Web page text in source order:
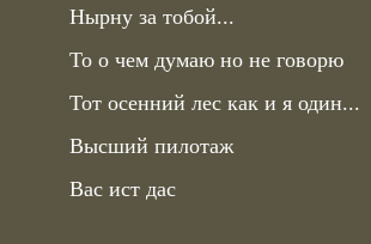
Нырну за тобой...
То о чем думаю но не говорю
Тот осенний лес как и я один...
Высший пилотаж
Вас ист дас